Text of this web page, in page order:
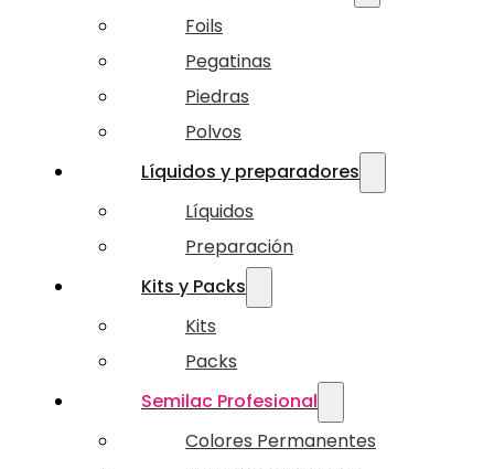
Foils
Pegatinas
Piedras
Polvos
Líquidos y preparadores
Líquidos
Preparación
Kits y Packs
Kits
Packs
Semilac Profesional
Colores Permanentes